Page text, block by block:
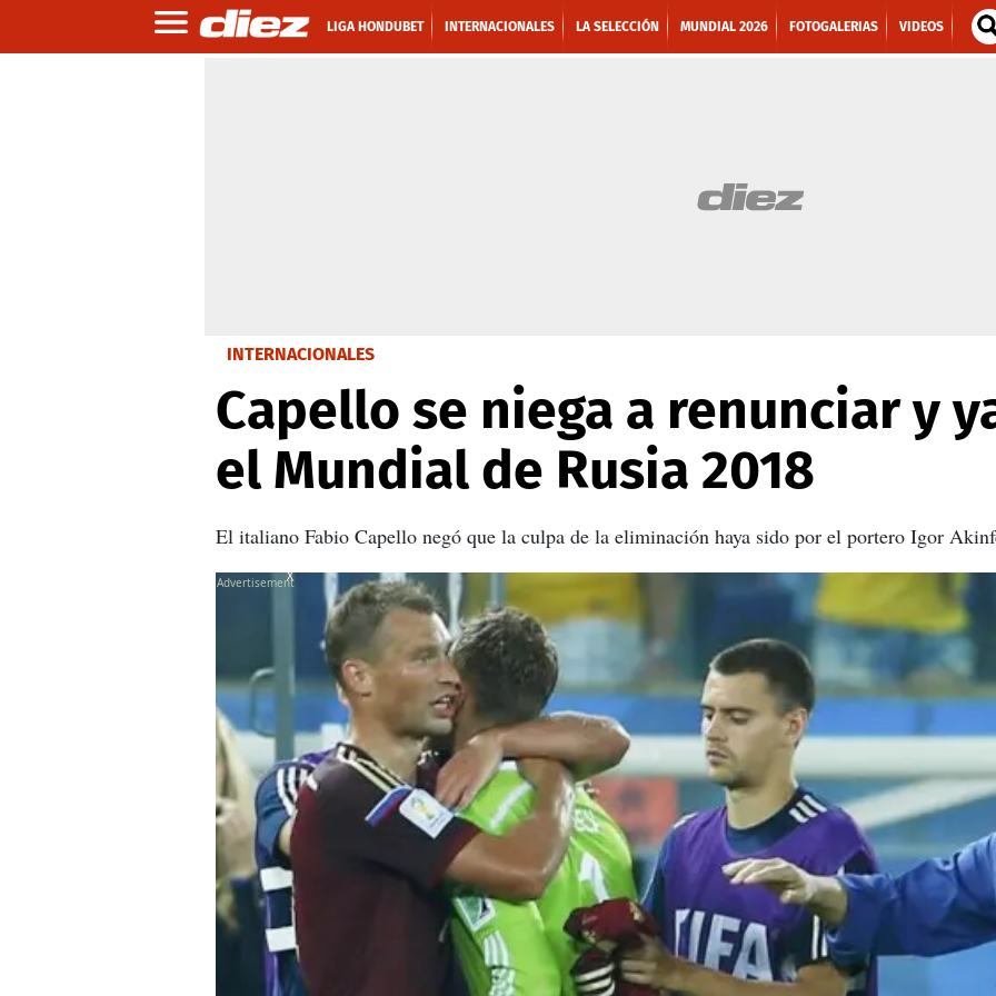
LIGA HONDUBET INTERNACIONALES LA SELECCIÓN MUNDIAL 2026 FOTOGALERIAS VIDEOS
INTERNACIONALES
Capello se niega a renunciar y
el Mundial de Rusia 2018
El italiano Fabio Capello negó que la culpa de la eliminación haya sido por el portero Igor
X